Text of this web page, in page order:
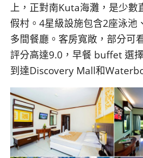
上，正對南Kuta海灘，是少數
假村。4星級設施包含2座泳池
多間餐廳。客房寬敞，部分可
評分高達9.0，早餐 buffet 選
到達Discovery Mall和